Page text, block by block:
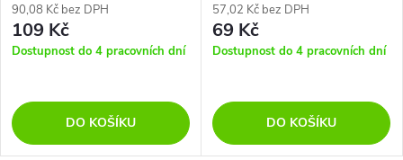
90,08 Kč bez DPH
109 Kč
Dostupnost do 4 pracovních dní
DO KOŠÍKU
57,02 Kč bez DPH
69 Kč
Dostupnost do 4 pracovních dní
DO KOŠÍKU